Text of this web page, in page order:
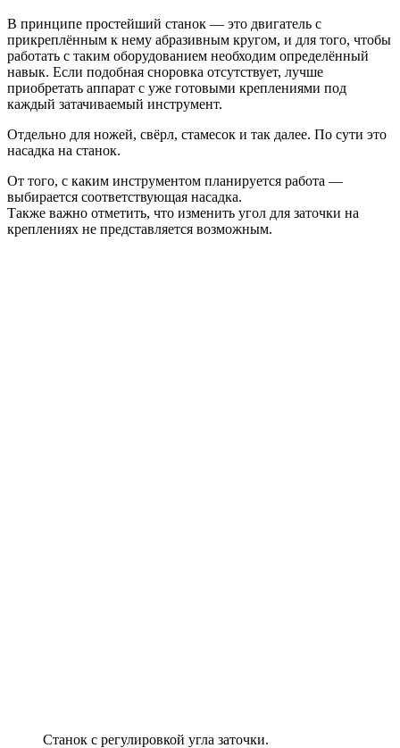
В принципе простейший станок — это двигатель с
прикреплённым к нему абразивным кругом, и для того, чтобы
работать с таким оборудованием необходим определённый
навык. Если подобная сноровка отсутствует, лучше
приобретать аппарат с уже готовыми креплениями под
каждый затачиваемый инструмент.
Отдельно для ножей, свёрл, стамесок и так далее. По сути это
насадка на станок.
От того, с каким инструментом планируется работа —
выбирается соответствующая насадка.
Также важно отметить, что изменить угол для заточки на
креплениях не представляется возможным.
Станок с регулировкой угла заточки.